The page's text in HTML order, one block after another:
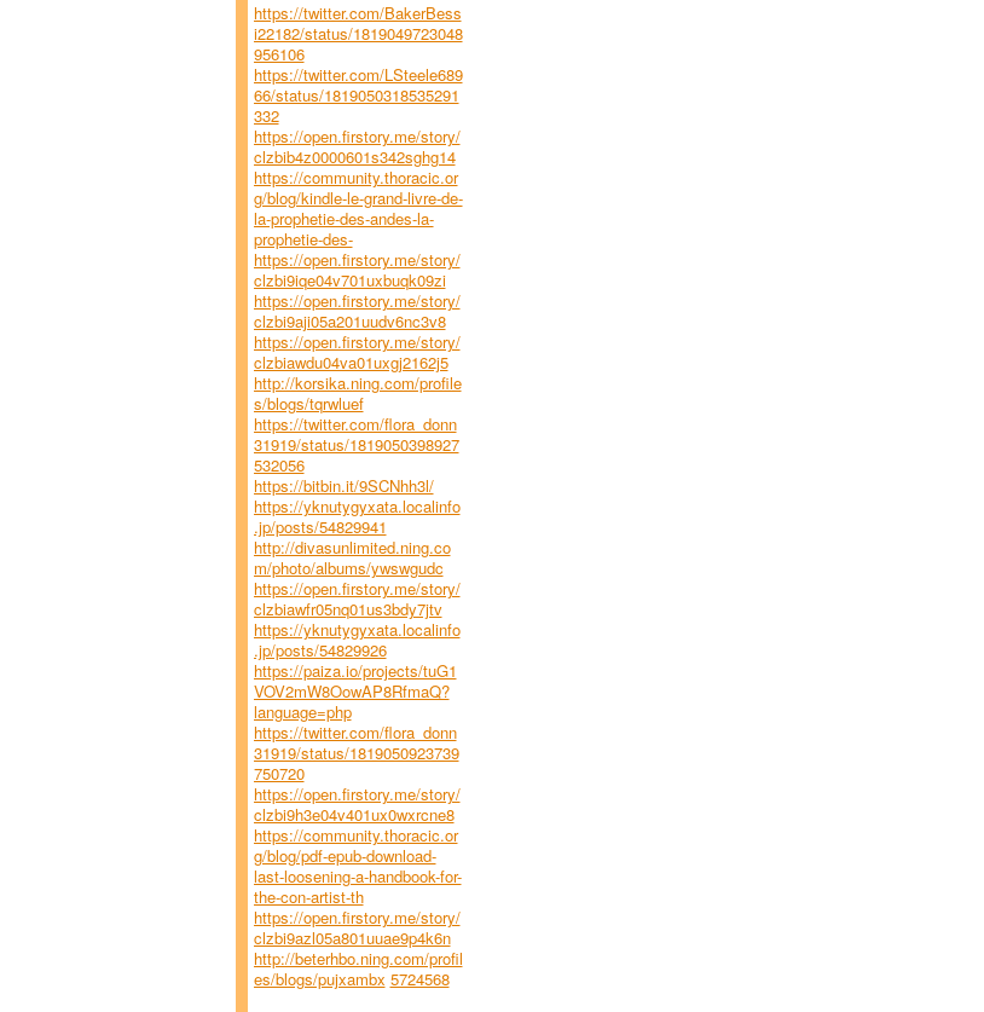
https://twitter.com/BakerBess
i22182/status/1819049723048
956106
https://twitter.com/LSteele689
66/status/1819050318535291
332
https://open.firstory.me/story/
clzbib4z0000601s342sghg14
https://community.thoracic.or
g/blog/kindle-le-grand-livre-de-
la-prophetie-des-andes-la-
prophetie-des-
https://open.firstory.me/story/
clzbi9iqe04v701uxbuqk09zi
https://open.firstory.me/story/
clzbi9aji05a201uudv6nc3v8
https://open.firstory.me/story/
clzbiawdu04va01uxgj2162j5
http://korsika.ning.com/profile
s/blogs/tqrwluef
https://twitter.com/flora_donn
31919/status/1819050398927
532056
https://bitbin.it/9SCNhh3l/
https://yknutygyxata.localinfo
.jp/posts/54829941
http://divasunlimited.ning.co
m/photo/albums/ywswgudc
https://open.firstory.me/story/
clzbiawfr05nq01us3bdy7jtv
https://yknutygyxata.localinfo
.jp/posts/54829926
https://paiza.io/projects/tuG1
VOV2mW8OowAP8RfmaQ?
language=php
https://twitter.com/flora_donn
31919/status/1819050923739
750720
https://open.firstory.me/story/
clzbi9h3e04v401ux0wxrcne8
https://community.thoracic.or
g/blog/pdf-epub-download-
last-loosening-a-handbook-for-
the-con-artist-th
https://open.firstory.me/story/
clzbi9azl05a801uuae9p4k6n
http://beterhbo.ning.com/profil
es/blogs/pujxambx 5724568